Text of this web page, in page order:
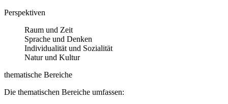
Perspektiven
Raum und Zeit
Sprache und Denken
Individualität und Sozialität
Natur und Kultur
thematische Bereiche
Die thematischen Bereiche umfassen: